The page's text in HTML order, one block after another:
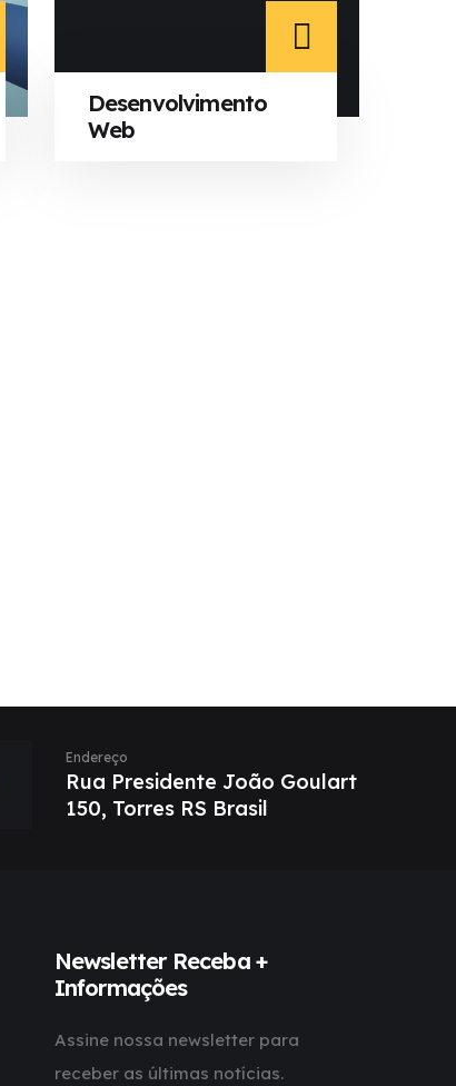
Desenvolvimento
Web
Endereço
Rua Presidente João Goulart
150, Torres RS Brasil
Newsletter Receba +
Informações
Assine nossa newsletter para
receber as últimas notícias.